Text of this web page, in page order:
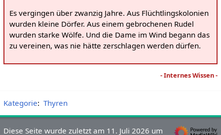
Es vergingen über zwanzig Jahre. Aus Flüchtlingskolonien
wurden kleine Dörfer. Aus einem gebrochenen Rudel
wurden starke Wölfe. Und die Dame im Wind begann das
zu vereinen, was nie hätte zerschlagen werden dürfen.
- Internes Wissen -
Kategorie: Thyren
Diese Seite wurde zuletzt am 11. Juli 2026 um